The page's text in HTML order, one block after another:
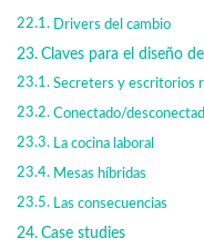
Drivers del cambio
Claves para el diseño
Secreters y escritorios
Conectado/
La cocina laboral
Mesas híbridas
Las consecuencias
Case studies